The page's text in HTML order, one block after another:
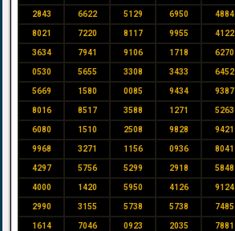
2843 6622 5129 6950 4884
8021 7220 8117 9955 4122
3634 7941 9106 1718 6270
0530 5655 3308 3433 6452
5669 1580 0085 9434 9387
8016 8517 3588 1271 5263
6080 1510 2508 9828 9421
9968 3271 1156 0936 8041
4297 5756 5299 2918 5848
4000 1420 5950 4126 9124
2990 3155 5738 5738 7485
1614 7046 0923 2035 7881